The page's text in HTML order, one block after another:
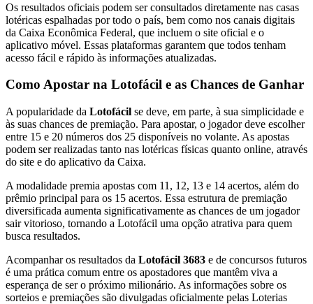
Os resultados oficiais podem ser consultados diretamente nas casas
lotéricas espalhadas por todo o país, bem como nos canais digitais
da Caixa Econômica Federal, que incluem o site oficial e o
aplicativo móvel. Essas plataformas garantem que todos tenham
acesso fácil e rápido às informações atualizadas.
Como Apostar na Lotofácil e as Chances de Ganhar
A popularidade da Lotofácil se deve, em parte, à sua simplicidade e
às suas chances de premiação. Para apostar, o jogador deve escolher
entre 15 e 20 números dos 25 disponíveis no volante. As apostas
podem ser realizadas tanto nas lotéricas físicas quanto online, através
do site e do aplicativo da Caixa.
A modalidade premia apostas com 11, 12, 13 e 14 acertos, além do
prêmio principal para os 15 acertos. Essa estrutura de premiação
diversificada aumenta significativamente as chances de um jogador
sair vitorioso, tornando a Lotofácil uma opção atrativa para quem
busca resultados.
Acompanhar os resultados da Lotofácil 3683 e de concursos futuros
é uma prática comum entre os apostadores que mantêm viva a
esperança de ser o próximo milionário. As informações sobre os
sorteios e premiações são divulgadas oficialmente pelas Loterias